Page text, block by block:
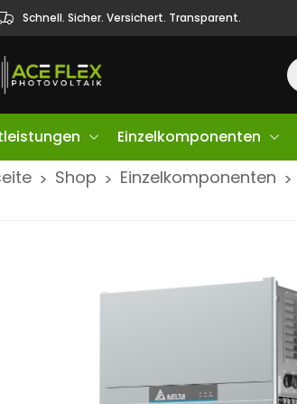
Schnell. Sicher. Versichert. Transparent.
Einzelkomponenten
> Shop > Einzelkomponenten >